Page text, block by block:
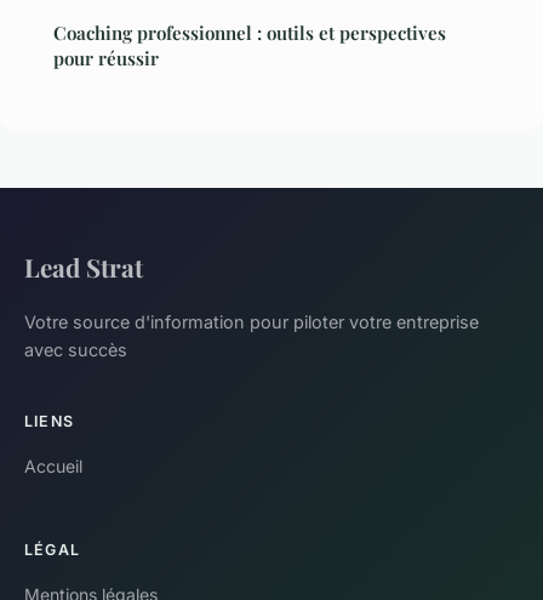
Coaching professionnel : outils et perspectives
pour réussir
Lead Strat
Votre source d'information pour piloter votre entreprise
avec succès
LIENS
Accueil
LÉGAL
Mentions légales